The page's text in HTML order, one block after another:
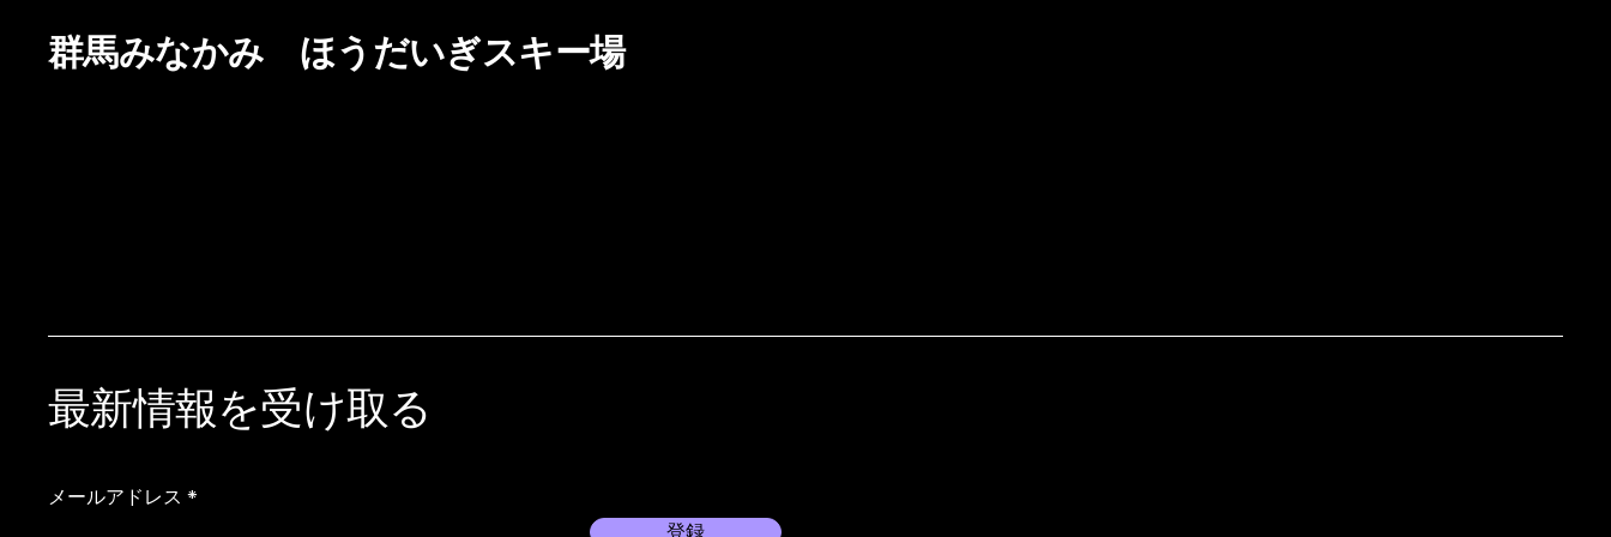
群馬みなかみ ほうだいぎスキー場
最新情報を受け取る
メールアドレス
登録